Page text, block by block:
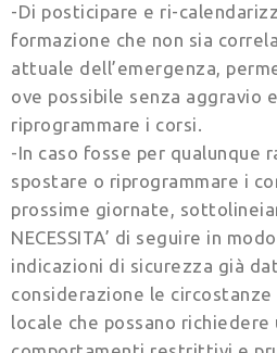
-Di posticipare e ri-
formazione che non sia
attuale dell’emergenza,
ove possibile senza aggravio
riprogrammare i corsi.
-In caso fosse per qualunque
spostare o riprogrammare i
prossime giornate,
NECESSITA’ di seguire in
indicazioni di sicurezza già
considerazione le
locale che possano